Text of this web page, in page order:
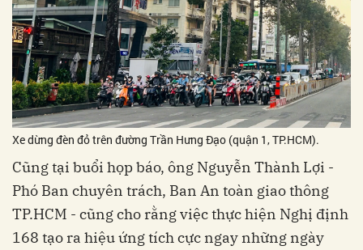
Xe dừng đèn đỏ trên đường Trần Hưng Đạo (quận 1, TP.HCM).
Cũng tại buổi họp báo, ông Nguyễn Thành Lợi -
Phó Ban chuyên trách, Ban An toàn giao thông
TP.HCM - cũng cho rằng việc thực hiện Nghị định
168 tạo ra hiệu ứng tích cực ngay những ngày